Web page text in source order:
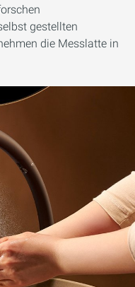
gestellten
die Messlatte in